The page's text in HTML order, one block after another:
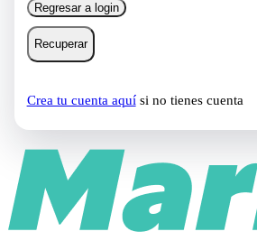
Regresar a login
Recuperar
Crea tu cuenta aquísi no tienes cuenta